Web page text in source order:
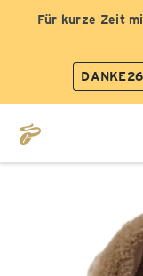
Für kurze Zeit
DANKE26